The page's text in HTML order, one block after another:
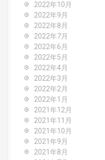
2022年10月
2022年9月
2022年8月
2022年7月
2022年6月
2022年5月
2022年4月
2022年3月
2022年2月
2022年1月
2021年12月
2021年11月
2021年10月
2021年9月
2021年8月